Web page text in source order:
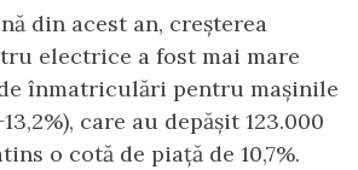
din acest an, creșterea
electrice a fost mai mare
înmatriculări pentru mașinile
care au depășit 123.000
o cotă de piață de 10,7%.